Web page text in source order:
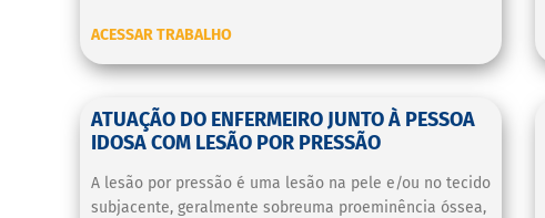
ACESSAR TRABALHO
ATUAÇÃO DO ENFERMEIRO JUNTO À PESSOA
IDOSA COM LESÃO POR PRESSÃO
A lesão por pressão é uma lesão na pele e/ou no tecido
subjacente, geralmente sobreuma proeminência óssea,